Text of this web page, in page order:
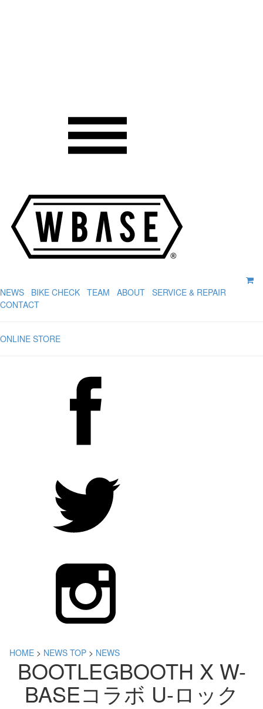
NEWS BIKE CHECK TEAM ABOUT SERVICE & REPAIR
CONTACT
ONLINE STORE
HOME > NEWS TOP > NEWS
BOOTLEGBOOTH X W-
BASEコラボ U-ロック